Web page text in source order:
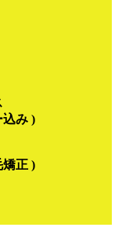
込み )
矯正 )